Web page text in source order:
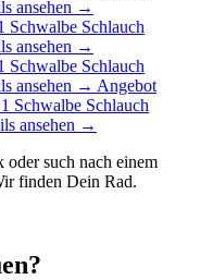
ansehen →
Schwalbe Schlauch
ansehen →
Schwalbe Schlauch
ansehen → Angebot
Schwalbe Schlauch
ansehen →
such nach einem
finden Dein Rad.